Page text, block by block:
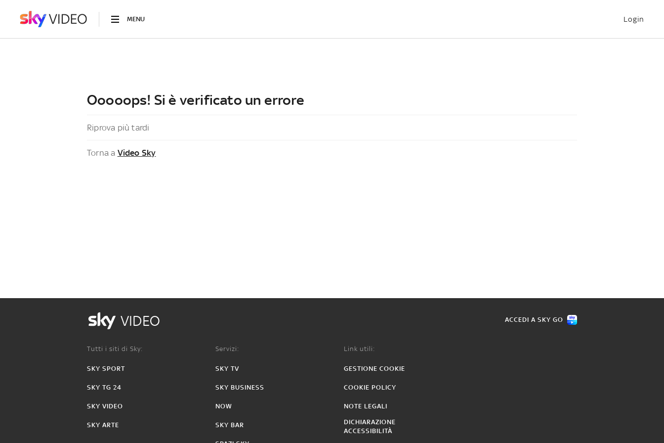
MENU Login
Ooooops! Si è verificato un errore
Riprova più tardi
Torna a Video Sky
VIDEO ACCEDI A SKY GO
Tutti i siti di Sky:
SKY SPORT
SKY TG 24
SKY VIDEO
SKY ARTE
Servizi:
SKY TV
SKY BUSINESS
NOW
SKY BAR
Link utili:
GESTIONE COOKIE
COOKIE POLICY
NOTE LEGALI
DICHIARAZIONE
ACCESSIBILITÀ